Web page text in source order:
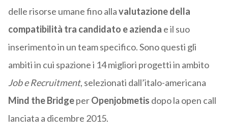
delle risorse umane fino allavalutazione della
compatibilità tra candidato e azienda e il suo
inserimento in un team specifico. Sono questi gli
ambiti in cui spazione i 14 migliori progetti in ambito
Job e Recruitment, selezionati dall’italo-americana
Mind theBridgeperOpenjobmetis dopo la open call
lanciata a dicembre 2015.